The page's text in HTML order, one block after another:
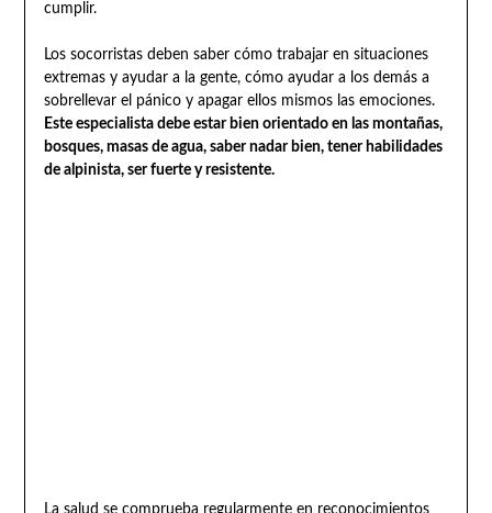
cumplir.
Los socorristas deben saber cómo trabajar en situaciones
extremas y ayudar a la gente, cómo ayudar a los demás a
sobrellevar el pánico y apagar ellos mismos las emociones.
Este especialista debe estar bien orientado en las montañas,
bosques, masas de agua, saber nadar bien, tener habilidades
de alpinista, ser fuerte y resistente.